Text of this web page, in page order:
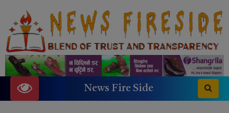
News Fire Side